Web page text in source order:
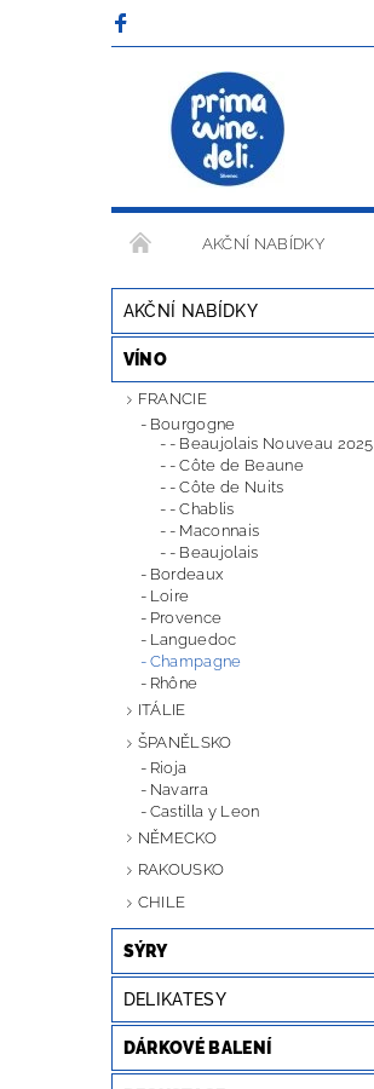
AKČNÍ NABÍDKY
OBCHODNÍ PODMÍNKY
AKČNÍ NABÍDKY
VÍNO
FRANCIE
Bourgogne
- Beaujolais Nouveau 2025
- Côte de Beaune
- Côte de Nuits
- Chablis
- Maconnais
- Beaujolais
Bordeaux
Loire
Provence
Languedoc
Champagne
Rhône
ITÁLIE
ŠPANĚLSKO
Rioja
Navarra
Castilla y Leon
NĚMECKO
RAKOUSKO
CHILE
SÝRY
DELIKATESY
DÁRKOVÉ BALENÍ